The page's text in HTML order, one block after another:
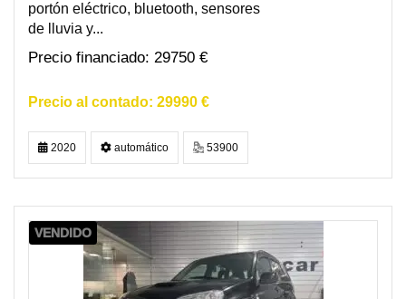
portón eléctrico, bluetooth, sensores
de lluvia y...
29750 €
29990 €
2020 automático 53900
VENDIDO